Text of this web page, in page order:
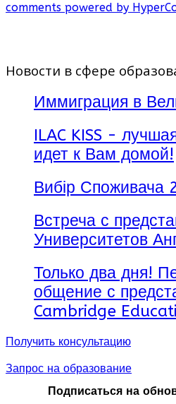
comments powered by
Новости в сфере
Иммиграция в
ILAC KISS -
идет к Вам домой!
Вибір Споживача
Встреча с
Университетов
Только два дня!
общение с
Cambridge
Получить консультацию
Запрос на образование
Подписаться на